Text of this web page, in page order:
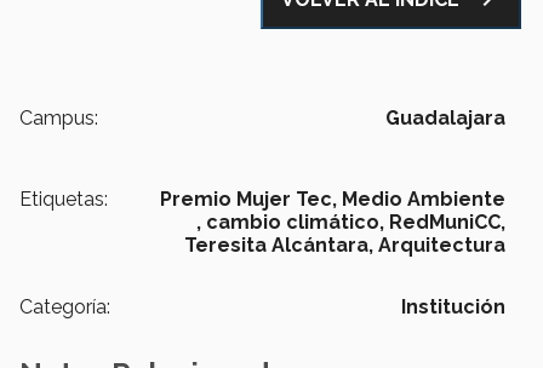
Campus: Guadalajara
Etiquetas: Premio Mujer Tec, Medio Ambiente
, cambio climático, RedMuniCC,
Teresita Alcántara, Arquitectura
Categoría: Institución